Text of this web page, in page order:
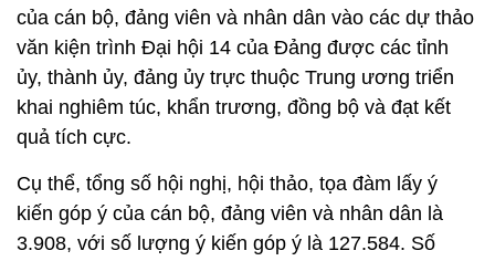
của cán bộ, đảng viên và nhân dân vào các dự thảo
văn kiện trình Đại hội 14 của Đảng được các tỉnh
ủy, thành ủy, đảng ủy trực thuộc Trung ương triển
khai nghiêm túc, khẩn trương, đồng bộ và đạt kết
quả tích cực.
Cụ thể, tổng số hội nghị, hội thảo, tọa đàm lấy ý
kiến góp ý của cán bộ, đảng viên và nhân dân là
3.908, với số lượng ý kiến góp ý là 127.584. Số